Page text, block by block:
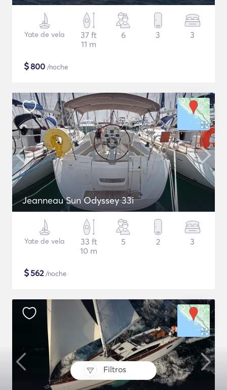
Filtros
Yate de vela
37 ft
11 m
6 3 3
$800 /noche
Jeanneau Sun Odyssey 33i
Yate de vela
33 ft
10 m
5 2 3
$562/noche